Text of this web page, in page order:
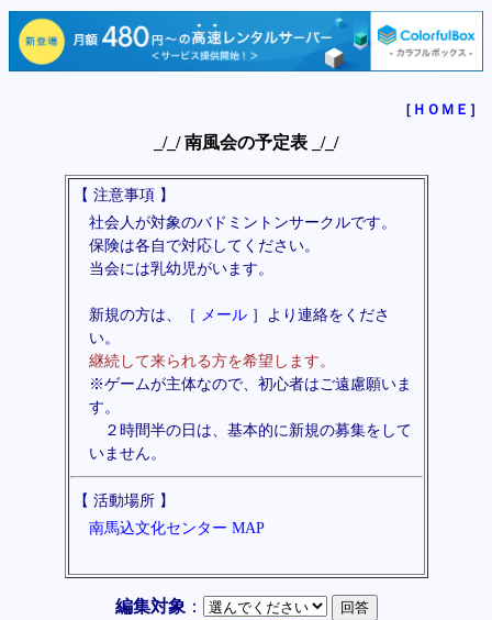
［ ＨＯＭＥ ］
_/_/ 南風会の予定表 _/_/
【 注意事項 】
社会人が対象のバドミントンサークルです。
保険は各自で対応してください。
当会には乳幼児がいます。
新規の方は、 ［ メール］より連絡をくださ
い。
継続して来られる方を希望します。
※ゲームが主体なので、初心者はご遠慮願いま
す。
２時間半の日は、基本的に新規の募集をして
いません。
【 活動場所 】
南馬込文化センター MAP
編集対象 ：